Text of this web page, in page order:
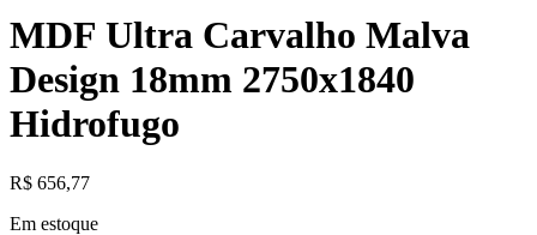
MDF Ultra Carvalho Malva
Design 18mm 2750x1840
Hidrofugo
R$ 656,77
Em estoque